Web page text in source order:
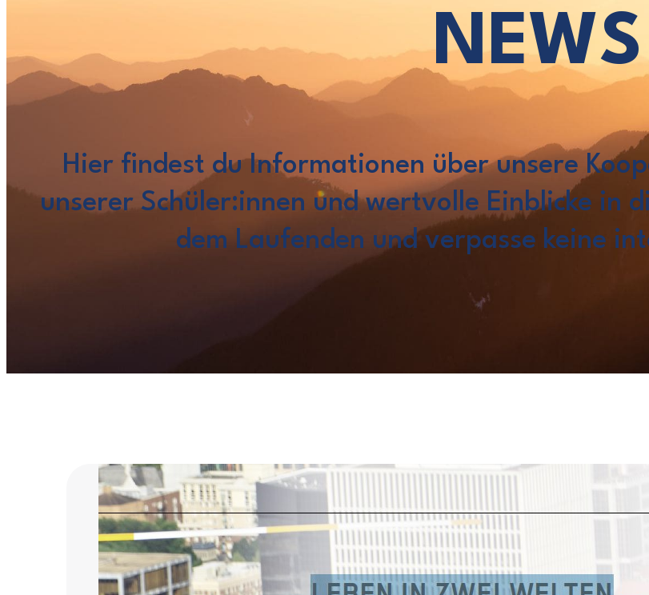
NEWS
Hier findest du Informationen über unsere
unserer Schüler:innen und wertvolle Einblicke in
dem Laufenden und verpasse keine